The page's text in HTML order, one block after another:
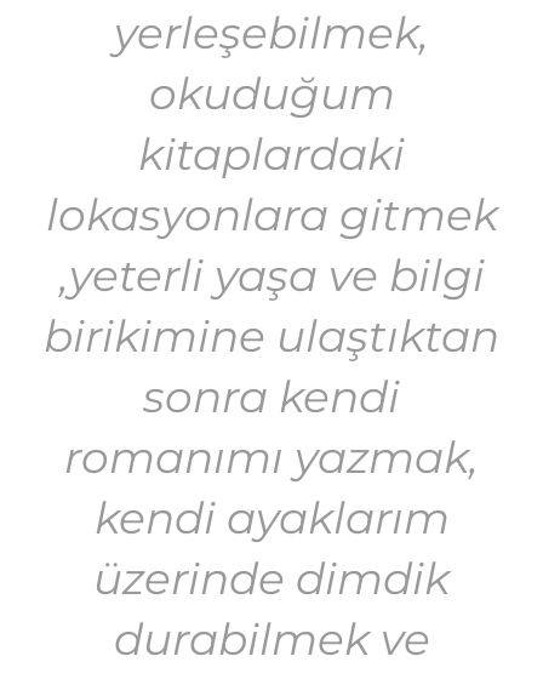
yerleşebilmek,
okuduğum
kitaplardaki
lokasyonlara gitmek
,yeterli yaşa ve bilgi
birikimine ulaştıktan
sonra kendi
romanımı yazmak,
kendi ayaklarım
üzerinde dimdik
durabilmek ve